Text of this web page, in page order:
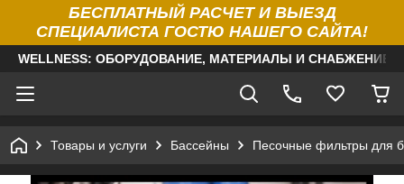
БЕСПЛАТНЫЙ РАСЧЕТ И ВЫЕЗД
СПЕЦИАЛИСТА ГОСТЮ НАШЕГО САЙТА!
WELLNESS: ОБОРУДОВАНИЕ, МАТЕРИАЛЫ И
Товары и услуги Бассейны Песочные фильтры для